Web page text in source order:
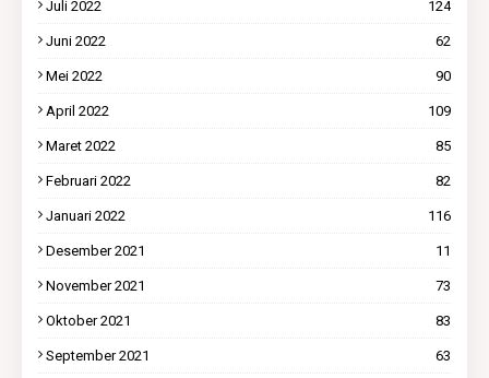
Juli 2022 124
Juni 2022 62
Mei 2022 90
April 2022 109
Maret 2022 85
Februari 2022 82
Januari 2022 116
Desember 2021 11
November 2021 73
Oktober 2021 83
September 2021 63